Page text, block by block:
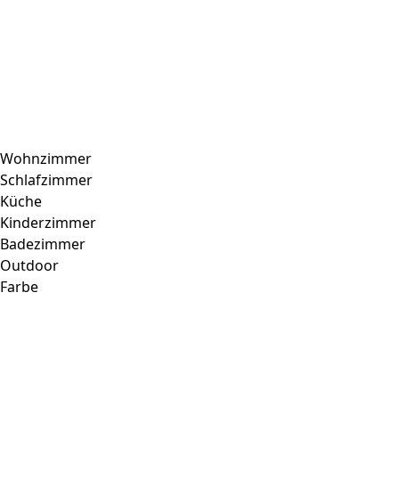
Wohnzimmer
Schlafzimmer
Küche
Kinderzimmer
Badezimmer
Outdoor
Farbe
Sie sich befinden.
Statistik
Statistik-Cookies helfen Website-Betreibern zu verstehen,
wie sich verschiedene Benutzer auf der Website verhalten,
indem sie anonyme Informationen sammeln und melden.